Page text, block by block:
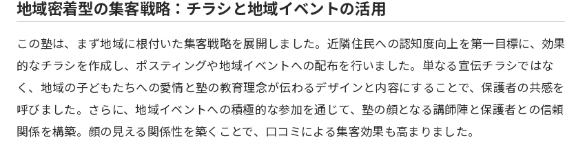
地域密着型の集客戦略：チラシと地域イベントの活用
この塾は、まず地域に根付いた集客戦略を展開しました。近隣住民への認知度向上を第一目標に、効果
的なチラシを作成し、ポスティングや地域イベントへの配布を行いました。単なる宣伝チラシではな
く、地域の子どもたちへの愛情と塾の教育理念が伝わるデザインと内容にすることで、保護者の共感を
呼びました。さらに、地域イベントへの積極的な参加を通じて、塾の顔となる講師陣と保護者との信頼
関係を構築。顔の見える関係性を築くことで、口コミによる集客効果も高まりました。